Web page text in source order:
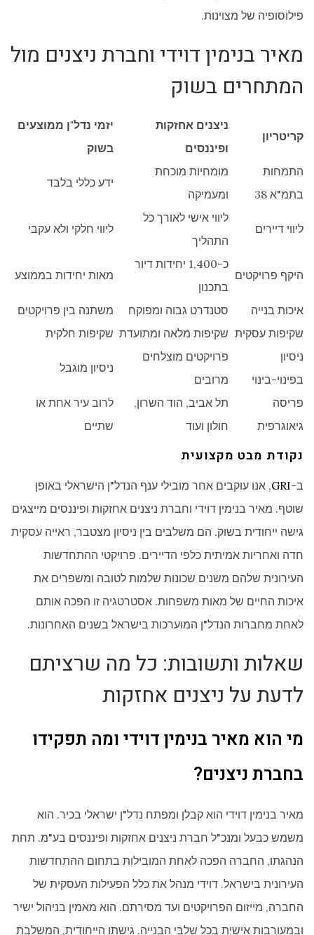
פילוסופיה של מצוינות.
מאיר בנימין דוידי וחברת ניצנים מול
המתחרים בשוק
קריטריון
ניצנים אחזקות
ופיננסים
יזמי נדל"ן ממוצעים
בשוק
התמחות
בתמ"א 38
מומחיות מוכחת
ומעמיקה
ידע כללי בלבד
ליווי דיירים
ליווי אישי לאורך כל
התהליך
ליווי חלקי ולא עקבי
היקף פרויקטים
כ-1,400 יחידות דיור
בתכנון
מאות יחידות בממוצע
איכות בנייה סטנדרט גבוה ומפוקח
משתנה בין פרויקטים
שקיפות עסקית שקיפות מלאה ומתועדת שקיפות חלקית
ניסיון
בפינוי-בינוי
פרויקטים מוצלחים
מרובים
ניסיון מוגבל
פריסה
גיאוגרפית
תל אביב, הוד השרון,
חולון ועוד
לרוב עיר אחת או
שתיים
נקודת מבט מקצועית
ב-GRI, אנו עוקבים אחר מובילי ענף הנדל"ן הישראלי באופן
שוטף. מאיר בנימין דוידי וחברת ניצנים אחזקות ופיננסים מייצגים
גישה ייחודית בשוק. הם משלבים בין ניסיון מצטבר, ראייה עסקית
חדה ואחריות אמיתית כלפי הדיירים. פרויקטי ההתחדשות
העירונית שלהם משנים שכונות שלמות לטובה ומשפרים את
איכות החיים של מאות משפחות. אסטרטגיה זו הפכה אותם
לאחת מחברות הנדל"ן המוערכות בישראל בשנים האחרונות.
שאלות ותשובות: כל מה שרציתם
לדעת על ניצנים אחזקות
מי הוא מאיר בנימין דוידי ומה תפקידו
בחברת ניצנים?
מאיר בנימין דוידי הוא קבלן ומפתח נדל"ן ישראלי בכיר. הוא
משמש כבעל ומנכ"ל חברת ניצנים אחזקות ופיננסים בע"מ. תחת
הנהגתו, החברה הפכה לאחת המובילות בתחום ההתחדשות
העירונית בישראל. דוידי מנהל את כלל הפעילות העסקית של
החברה, מייזום הפרויקטים ועד מסירתם. הוא מאמין בניהול ישיר
ובמעורבות אישית בכל שלבי הבנייה. גישתו הייחודית, המשלבת